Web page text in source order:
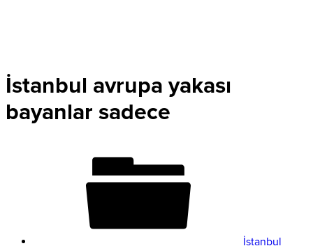
İstanbul avrupa yakası
bayanlar sadece
İstanbul